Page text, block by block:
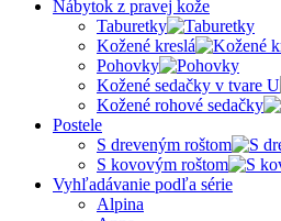
Nábytok z pravej kože
Taburetky
Kožené kreslá
Pohovky
Kožené sedačky v tvare U
Kožené rohové sedačky
Postele
S dreveným roštom
S kovovým roštom
Vyhľadávanie podľa série
Alpina